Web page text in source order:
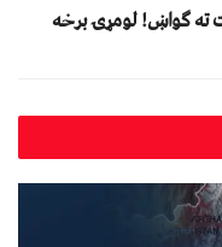
ته ګواښ! لومړۍ برخه